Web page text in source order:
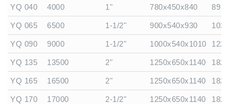
YQ 040 4000 1" 780x450x840 89
YQ 065 6500 1-1/2" 900x540x930 102
YQ 090 9000 1-1/2" 1000x540x1010 122
YQ 135 13500 2" 1250x650x1140 182
YQ 165 16500 2" 1250x650x1140 182
YQ 170 17000 2-1/2" 1250x650x1140 182